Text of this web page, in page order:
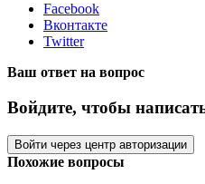
Facebook
Вконтакте
Twitter
Ваш ответ на вопрос
Войдите, чтобы
Войти через центр авторизации
Похожие вопросы